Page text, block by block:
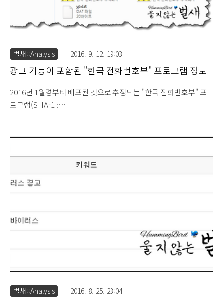
벌새::Analysis 2016. 9. 12. 19:03
광고 기능이 포함된 "한국 전화번호부" 프로그램 정보
2016년 1월경부터 배포된 것으로 추정되는 "한국 전화번호부" 프
로그램(SHA-1 :
으로 확인되어 살펴보도록 하겠습니다. 해당 프로그램의 배포 경로
는 확인되지 않지만 정황상 국내 특정 보안 업체에서 운영하는 프로
그램의 제휴 프로그램으로 설치되지 않았나 추정됩니다. 생성 폴더
벌새::Analysis 2016. 8. 25. 23:04